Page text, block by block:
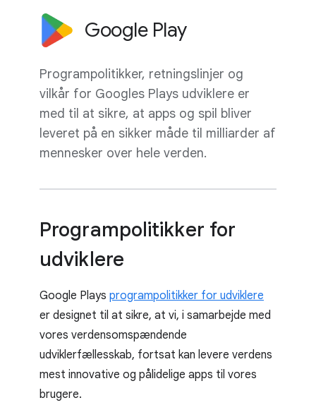
Google Play
Programpolitikker, retningslinjer og
vilkår for Googles Plays udviklere er
med til at sikre, at apps og spil bliver
leveret på en sikker måde til milliarder af
mennesker over hele verden.
Programpolitikker for
udviklere
Google Plays programpolitikker for udviklere
er designet til at sikre, at vi, i samarbejde med
vores verdensomspændende
udviklerfællesskab, fortsat kan levere verdens
mest innovative og pålidelige apps til vores
brugere.